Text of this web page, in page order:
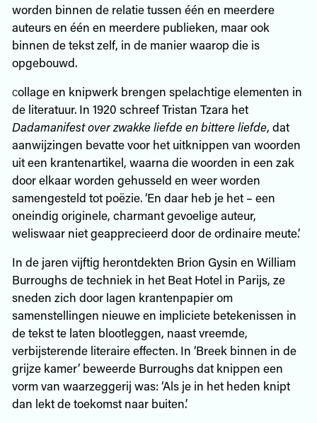
worden binnen de relatie tussen één en meerdere
auteurs en één en meerdere publieken, maar ook
binnen de tekst zelf, in de manier waarop die is
opgebouwd.
collage en knipwerk brengen spelachtige elementen in
de literatuur. In 1920 schreef Tristan Tzara het
Dadamanifest over zwakke liefde en bittere liefde, dat
aanwijzingen bevatte voor het uitknippen van woorden
uit een krantenartikel, waarna die woorden in een zak
door elkaar worden gehusseld en weer worden
samengesteld tot poëzie. ‘En daar heb je het – een
oneindig originele, charmant gevoelige auteur,
weliswaar niet geapprecieerd door de ordinaire meute.’
In de jaren vijftig herontdekten Brion Gysin en William
Burroughs de techniek in het Beat Hotel in Parijs, ze
sneden zich door lagen krantenpapier om
samenstellingen nieuwe en impliciete betekenissen in
de tekst te laten blootleggen, naast vreemde,
verbijsterende literaire effecten. In ‘Breek binnen in de
grijze kamer’ beweerde Burroughs dat knippen een
vorm van waarzeggerij was: ‘Als je in het heden knipt
dan lekt de toekomst naar buiten.’